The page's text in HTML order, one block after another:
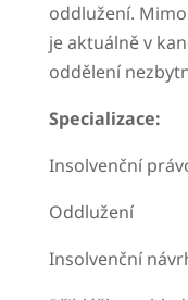
oddlužení.
je aktuálně v
oddělení
Specializace:
Insolvenční
Oddlužení
Insolvenční